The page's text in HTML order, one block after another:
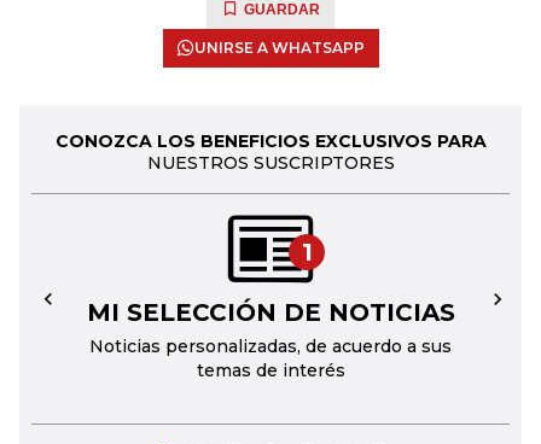
GUARDAR
UNIRSE A WHATSAPP
CONOZCA LOS BENEFICIOS EXCLUSIVOS PARA
NUESTROS SUSCRIPTORES
1
MI SELECCIÓN DE NOTICIAS
Noticias personalizadas, de acuerdo a sus
temas de interés
← →